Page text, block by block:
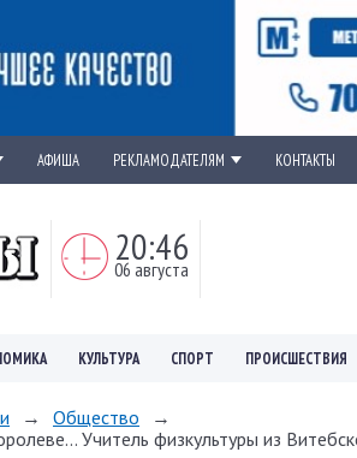
АФИША РЕКЛАМОДАТЕЛЯМ КОНТАКТЫ
20:46
06 августа
КУЛЬТУРА СПОРТ ПРОИСШЕСТВИЯ
→ Общество
→
Учитель физкультуры из